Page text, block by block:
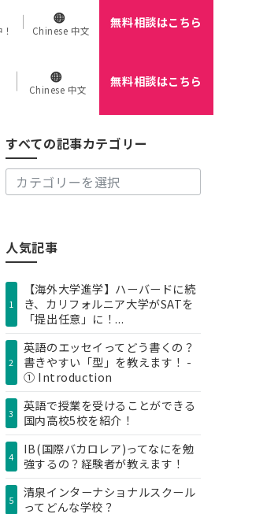
Chinese 中文
無料相談はこちら
Chinese 中文
無料相談はこちら
すべての記事カテゴリー
記
事
ー
人気記事
1
【海外大学進学】ハーバードに続
き、カリフォルニア大学がSATを
「提出任意」に！...
2
英語のエッセイってどう書くの？
書きやすい「型」を教えます！ -
① Introduction
3
英語で授業を受けることができる
国内高校5校を紹介！
4
IB(国際バカロレア)ってなにを勉
強するの？経験者が教えます！
5
清泉インターナショナルスクール
ってどんな学校？